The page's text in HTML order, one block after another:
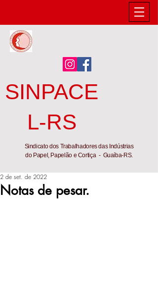
SINPACE
L-RS
Sindicato dos Trabalhadores das Indústrias
do Papel, Papelão e Cortiça - Guaíba-RS.
Notas de pesar.
2 de set. de 2022